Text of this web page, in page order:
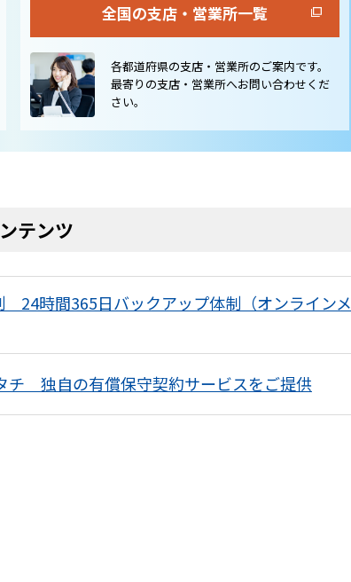
全国の支店・営業所一覧
各都道府県の支店・営業所のご案内です。
最寄りの支店・営業所へお問い合わせくだ
さい。
テンツ
24時間365日バックアップ体制（オンラインメ
チ 独自の有償保守契約サービスをご提供